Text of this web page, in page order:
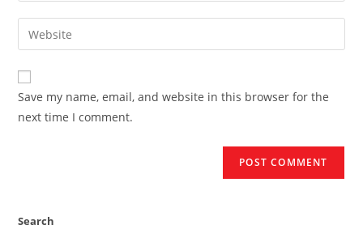
comment
email
address
comment
Enter
your
website
URL
(optional)
Save my name, email, and website in this browser for the
next time I comment.
Search